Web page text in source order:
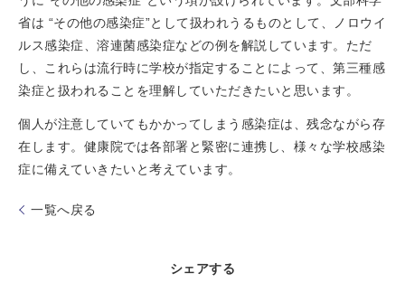
省は “その他の感染症”として扱われうるものとして、ノロウイ
ルス感染症、溶連菌感染症などの例を解説しています。ただ
し、これらは流行時に学校が指定することによって、第三種感
染症と扱われることを理解していただきたいと思います。
個人が注意していてもかかってしまう感染症は、残念ながら存
在します。健康院では各部署と緊密に連携し、様々な学校感染
症に備えていきたいと考えています。
一覧へ戻る
シェアする